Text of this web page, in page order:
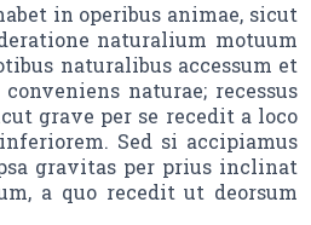
in operibus animae, sicut
naturalium motuum
naturalibus accessum et
naturae; recessus
grave per se recedit a loco
Sed si accipiamus
gravitas per prius inclinat
a quo recedit ut deorsum